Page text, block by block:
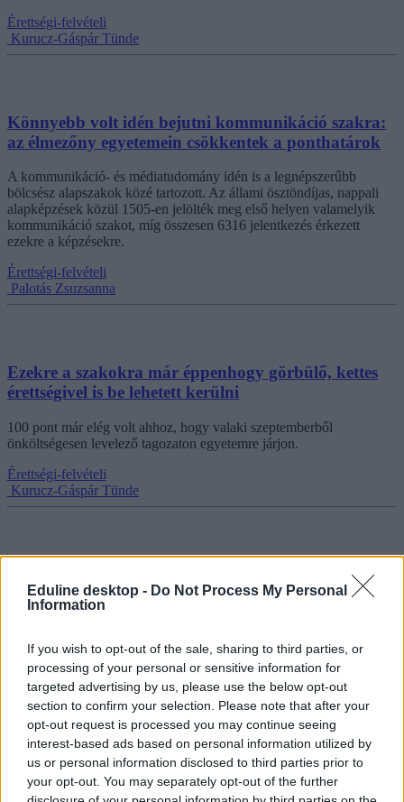
Eduline desktop - Do Not Process My Personal
Information
If you wish to opt-out of the sale, sharing to third parties, or
processing of your personal or sensitive information for
targeted advertising by us, please use the below opt-out
section to confirm your selection. Please note that after your
opt-out request is processed you may continue seeing
interest-based ads based on personal information utilized by
us or personal information disclosed to third parties prior to
your opt-out. You may separately opt-out of the further
Érettségi-felvételi
Kurucz-Gáspár Tünde
Könnyebb volt idén bejutni kommunikáció szakra:
az élmezőny egyetemein csökkentek a ponthatárok
A kommunikáció- és médiatudomány idén is a legnépszerűbb
bölcsész alapszakok közé tartozott. Az állami ösztöndíjas, nappali
alapképzések közül 1505-en jelölték meg első helyen valamelyik
kommunikáció szakot, míg összesen 6316 jelentkezés érkezett
ezekre a képzésekre.
Érettségi-felvételi
Palotás Zsuzsanna
Ezekre a szakokra már éppenhogy görbülő, kettes
érettségivel is be lehetett kerülni
100 pont már elég volt ahhoz, hogy valaki szeptemberből
önköltségesen levelező tagozaton egyetemre járjon.
Érettségi-felvételi
Kurucz-Gáspár Tünde
Melyik egyetemre jutottak be, és hány ponttal? A
Pont Ott Partin kérdeztük a felvételizőket
miután kihirdették az idei felvételi ponthatárokat. Az ünneplőktől azt
kérdeztük, melyik egyetemre és szakra vették fel őket, valamint
hány ponttal sikerült bekerülniük.
Érettségi-felvételi
Kovács Dóri